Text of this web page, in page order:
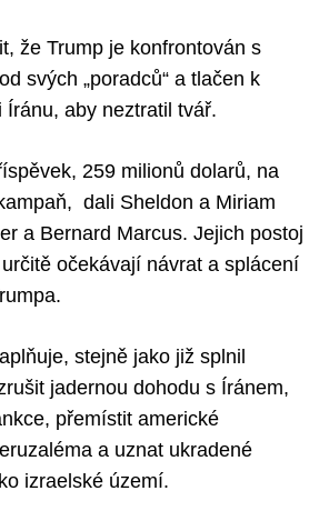
že Trump je konfrontován s
svých „poradců“ a tlačen k
aby neztratil tvář.
259 milionů dolarů, na
dali Sheldon a Miriam
a Bernard Marcus. Jejich postoj
očekávají návrat a splácení
stejně jako již splnil
jadernou dohodu s Íránem,
přemístit americké
a uznat ukradené
izraelské území.